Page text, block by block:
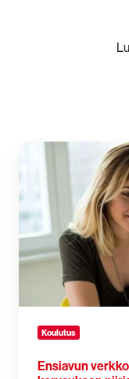
verkkokoulutukset
ovat
Kela-
korvauksen
piirissä
Koulutus
Ensiavun